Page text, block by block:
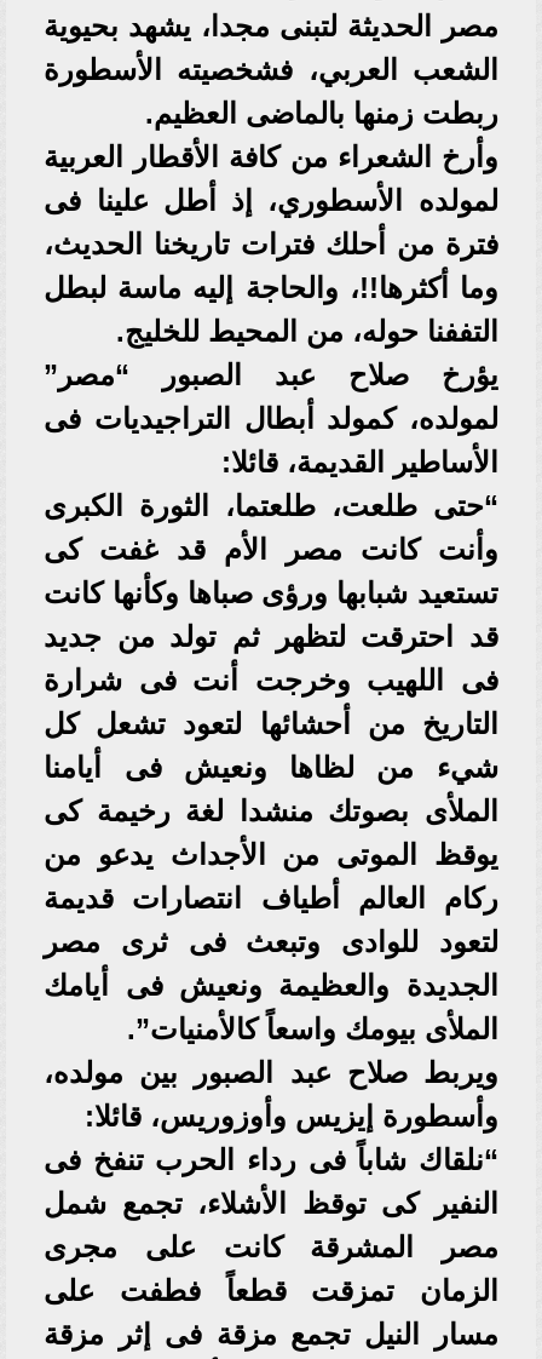
مصر الحديثة لتبنى مجدا، يشهد بحيوية
الشعب العربي، فشخصيته الأسطورة
ربطت زمنها بالماضى العظيم.
وأرخ الشعراء من كافة الأقطار العربية
لمولده الأسطوري، إذ أطل علينا فى
فترة من أحلك فترات تاريخنا الحديث،
وما أكثرها!!، والحاجة إليه ماسة لبطل
التففنا حوله، من المحيط للخليج.
يؤرخ صلاح عبد الصبور “مصر”
لمولده، كمولد أبطال التراجيديات فى
الأساطير القديمة، قائلا:
“حتى طلعت، طلعتما، الثورة الكبرى
وأنت كانت مصر الأم قد غفت كى
تستعيد شبابها ورؤى صباها وكأنها كانت
قد احترقت لتظهر ثم تولد من جديد
فى اللهيب وخرجت أنت فى شرارة
التاريخ من أحشائها لتعود تشعل كل
شيء من لظاها ونعيش فى أيامنا
الملأى بصوتك منشدا لغة رخيمة كى
يوقظ الموتى من الأجداث يدعو من
ركام العالم أطياف انتصارات قديمة
لتعود للوادى وتبعث فى ثرى مصر
الجديدة والعظيمة ونعيش فى أيامك
الملأى بيومك واسعاً كالأمنيات”.
ويربط صلاح عبد الصبور بين مولده،
وأسطورة إيزيس وأوزوريس، قائلا:
“نلقاك شاباً فى رداء الحرب تنفخ فى
النفير كى توقظ الأشلاء، تجمع شمل
مصر المشرقة كانت على مجرى
الزمان تمزقت قطعاً فطفت على
مسار النيل تجمع مزقة فى إثر مزقة